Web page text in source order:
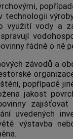
technologii
využití vody a
řádně o ně
závodů a
popřípadě
jakost
zajišťovat
uvedených
výstavba